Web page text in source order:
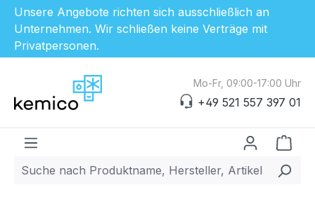
Unsere Angebote richten sich ausschließlich an
Unternehmen. Wir schließen keine Verträge mit
Privatpersonen.
Zum Hauptinhalt springen
Mo-Fr, 09:00-17:00 Uhr
+49 521 557 397 01